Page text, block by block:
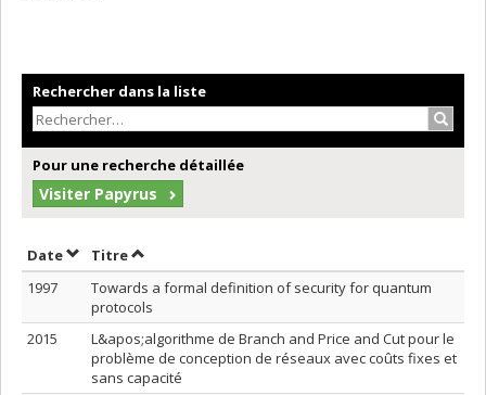
Rechercher dans la liste
Pour une recherche détaillée
Visiter Papyrus
DateTrier par date en ordre croissant
TitreTrier par titre en ordre croissant
1997
Towards a formal definition of security for quantum
protocols
2015
L&apos;algorithme de Branch and Price and Cut pour le
problème de conception de réseaux avec coûts fixes et
sans capacité